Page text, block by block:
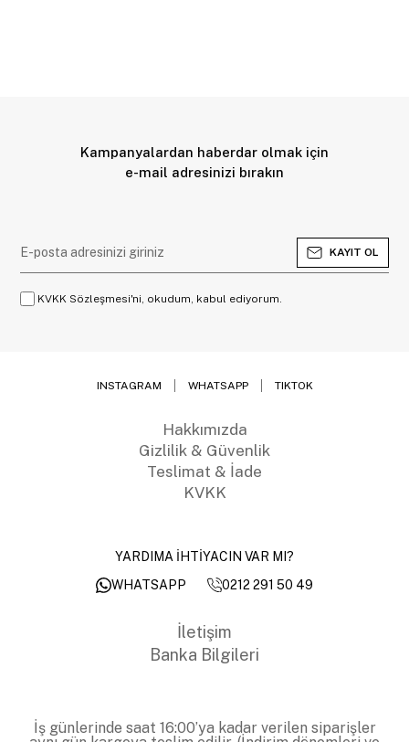
Kampanyalardan haberdar olmak için
e-mail adresinizi bırakın
KAYIT OL
KVKK Sözleşmesi'ni, okudum, kabul ediyorum.
INSTAGRAM WHATSAPP TIKTOK
Hakkımızda
Gizlilik & Güvenlik
Teslimat & İade
KVKK
YARDIMA İHTİYACIN VAR MI?
WHATSAPP
0212 291 50 49
İletişim
Banka Bilgileri
İş günlerinde saat 16:00’ya kadar verilen siparişler